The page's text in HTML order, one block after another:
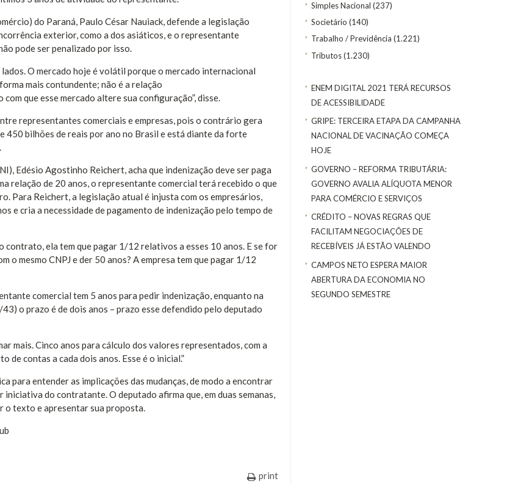
Simples Nacional (237)
Societário (140)
Trabalho / Previdência (1.221)
Tributos(1.230)
ENEM DIGITAL 2021 TERÁ RECURSOS
DE ACESSIBILIDADE
GRIPE: TERCEIRA ETAPA DA CAMPANHA
NACIONAL DE VACINAÇÃO COMEÇA
HOJE
GOVERNO – REFORMA TRIBUTÁRIA:
GOVERNO AVALIA ALÍQUOTA MENOR
PARA COMÉRCIO E SERVIÇOS
CRÉDITO – NOVAS REGRAS QUE
FACILITAM NEGOCIAÇÕES DE
RECEBÍVEIS JÁ ESTÃO VALENDO
CAMPOS NETO ESPERA MAIOR
ABERTURA DA ECONOMIA NO
SEGUNDO SEMESTRE
do Paraná, Paulo César Nauiack, defende a legislação
exterior, como a dos asiáticos, e o representante
pode ser penalizado por isso.
O mercado hoje é volátil porque o mercado internacional
mais contundente; não é a relação
que esse mercado altere sua configuração”, disse.
representantes comerciais e empresas, pois o contrário gera
450 bilhões de reais por ano no Brasil e está diante da forte
Edésio Agostinho Reichert, acha que indenização deve ser paga
relação de 20 anos, o representante comercial terá recebido o que
Para Reichert, a legislação atual é injusta com os empresários,
e cria a necessidade de pagamento de indenização pelo tempo de
contrato, ela tem que pagar 1/12 relativos a esses 10 anos. E se for
o mesmo CNPJ e der 50 anos? A empresa tem que pagar 1/12
comercial tem 5 anos para pedir indenização, enquanto na
o prazo é de dois anos – prazo esse defendido pelo deputado
mais. Cinco anos para cálculo dos valores representados, com a
de contas a cada dois anos. Esse é o inicial.”
para entender as implicações das mudanças, de modo a encontrar
do contratante. O deputado afirma que, em duas semanas,
o texto e apresentar sua proposta.
print